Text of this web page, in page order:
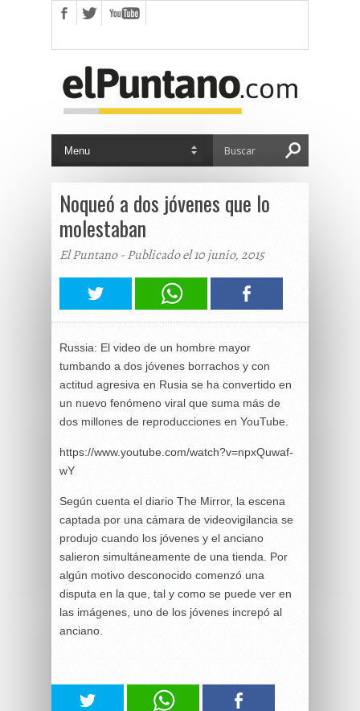
Noqueó a dos jóvenes que lo
molestaban
El Puntano - Publicado el 10 junio, 2015
Russia: El video de un hombre mayor
tumbando a dos jóvenes borrachos y con
actitud agresiva en Rusia se ha convertido en
un nuevo fenómeno viral que suma más de
dos millones de reproducciones en YouTube.
https://www.youtube.com/watch?v=npxQuwaf-
wY
Según cuenta el diario The Mirror, la escena
captada por una cámara de videovigilancia se
produjo cuando los jóvenes y el anciano
salieron simultáneamente de una tienda. Por
algún motivo desconocido comenzó una
disputa en la que, tal y como se puede ver en
las imágenes, uno de los jóvenes increpó al
anciano.